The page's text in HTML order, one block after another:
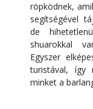
röpködnek,
segítségével
de
shuarokkal
Egyszer
turistával, így
minket a